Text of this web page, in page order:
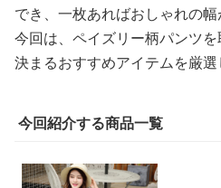
でき、一枚あればおしゃれの幅
今回は、ペイズリー柄パンツ
決まるおすすめアイテムを厳選
今回紹介する商品一覧